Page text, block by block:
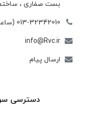
بست صفاری ،
013-32342010 (ساعت کاری 9 الی 20:30)
info@Rvc.ir
ارسال پیام
دسترسی